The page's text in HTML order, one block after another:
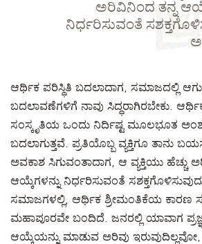
ಅರಿವಿನಿಂದ ತನ್ನ
ನಿರ್ಧರಿಸುವಂತೆ
ಆರ್ಥಿಕ ಪರಿಸ್ಥಿತಿ ಬದಲಾದಾಗ, ಸಮಾಜದಲ್ಲಿ
ಬದಲಾವಣೆಗಳಿಗೆ ನಾವು ಸಿದ್ಧರಾಗಿರಬೇಕು.
ಸಂಸ್ಕೃತಿಯ ಒಂದು ನಿರ್ದಿಷ್ಟ ಮೂಲಭೂತ
ಬದಲಾಗುತ್ತವೆ. ಪ್ರತಿಯೊಬ್ಬ ವ್ಯಕ್ತಿಗೂ ತಾನು
ಅವಕಾಶ ಸಿಗುವಂತಾದಾಗ, ಆ ವ್ಯಕ್ತಿಯು ಹೆಚ್ಚು
ಆಯ್ಕೆಗಳನ್ನು ನಿರ್ಧರಿಸುವಂತೆ
ಸಮಾಜಗಳಲ್ಲಿ, ಆರ್ಥಿಕ ಶ್ರೀಮಂತಿಕೆಯ ಕಾರಣ
ಮಹಾಪೂರವೇ ಬಂದಿದೆ. ಜನರಲ್ಲಿ ಯಾವಾಗ
ಆಯ್ಕೆಯನ್ನು ಮಾಡುವ ಅರಿವು